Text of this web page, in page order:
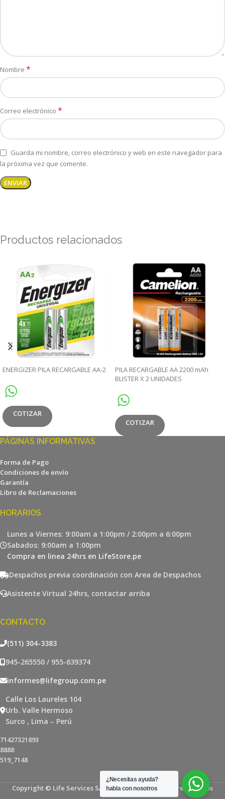
Nombre *
Correo electrónico *
Guarda mi nombre, correo electrónico y web en este navegador para
la próxima vez que comente.
Productos relacionados
ENERGIZER PILA RECARGABLE AA-2
COTIZAR
PILA RECARGABLE AA 2200 mAh
BLISTER X 2 UNIDADES
COTIZAR
PÁGINAS INFORMATIVAS
Forma de Pago
Condiciones de envío
Garantía
Libro de Reclamaciones
HORARIOS
Lunes a Viernes: 9:00am a 1:00pm / 2:00pm a 6:00pm
Sabados: 9:00am a 1:00pm
Compra en linea 24hrs en LifeStore.pe
Despachos previa coordinación con Area de Despachos
Asistente Virtual 24hrs, contactar arriba
CONTACTO
(511) 304-3383
945-265550 / 955-639374
informes@lifegroup.com.pe
Calle Los Laureles 104
Urb. Valle Hermoso
Surco , Lima – Perú
71427321893
8888
519_7148
Copyright © Life Services SAC - Todos los derechos reservados
¿Necesitas ayuda?
habla con nosotros